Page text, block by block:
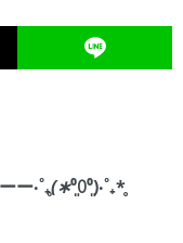
ー‧˚₊̥(∗︎⁰͈꒨⁰͈)‧˚₊*̥